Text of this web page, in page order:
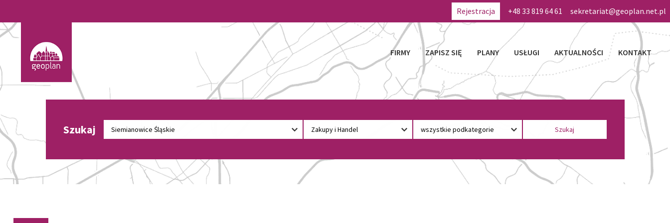
Rejestracja +48 33 819 64 61 sekretariat@geoplan.net.pl
FIRMY ZAPISZ SIĘ PLANY USŁUGI AKTUALNOŚCI KONTAKT
Szukaj